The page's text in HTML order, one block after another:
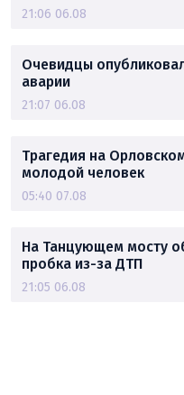
21:06 06.08
Очевидцы
аварии
21:07 06.08
Трагедия на
молодой человек
05:40 07.08
На Танцующем мосту
пробка из-за ДТП
21:05 06.08